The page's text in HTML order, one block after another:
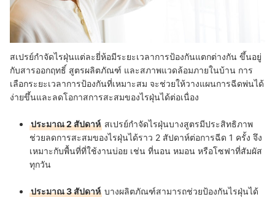
สเปรย์กำจัดไรฝุ่นแต่ละยี่ห้อมีระยะเวลาการป้องกันแตกต่างกัน ขึ้นอยู่
กับสารออกฤทธิ์ สูตรผลิตภัณฑ์ และสภาพแวดล้อมภายในบ้าน การ
เลือกระยะเวลาการป้องกันที่เหมาะสม จะช่วยให้วางแผนการฉีดพ่นได้
ง่ายขึ้นและลดโอกาสการสะสมของไรฝุ่นได้ต่อเนื่อง
ประมาณ 2 สัปดาห์ สเปรย์กำจัดไรฝุ่นบางสูตรมีประสิทธิภาพ
ช่วยลดการสะสมของไรฝุ่นได้ราว 2 สัปดาห์ต่อการฉีด 1 ครั้ง จึง
เหมาะกับพื้นที่ที่ใช้งานบ่อย เช่น ที่นอน หมอน หรือโซฟาที่สัมผัส
ทุกวัน
ประมาณ 3 สัปดาห์ บางผลิตภัณฑ์สามารถช่วยป้องกันไรฝุ่นได้